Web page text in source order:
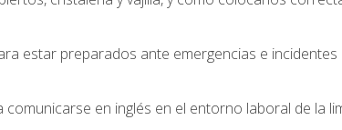
estar preparados ante emergencias e incidentes
en inglés en el entorno laboral de la